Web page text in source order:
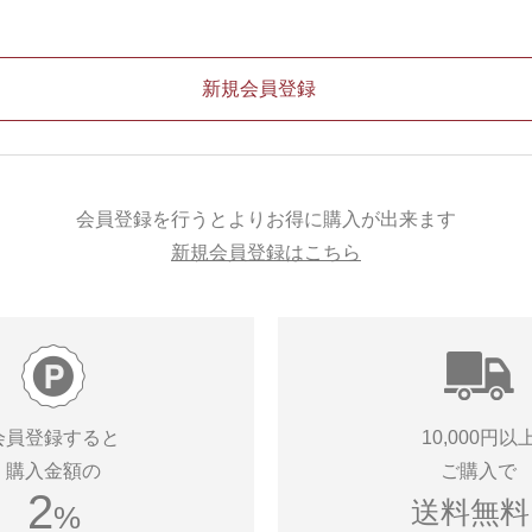
会員登録を行うとよりお得に購入が出来ます
新規会員登録はこちら
員登録すると
購入金額の
2%
10,000円以
ご購入で
送料無